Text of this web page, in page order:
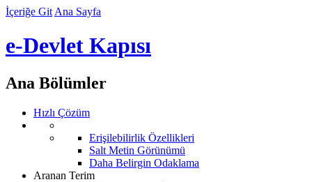
İçeriğe Git Ana Sayfa
e-Devlet Kapısı
Ana Bölümler
Hızlı Çözüm
Erişilebilirlik Özellikleri
Salt Metin Görünümü
Daha Belirgin Odaklama
Aranan Terim